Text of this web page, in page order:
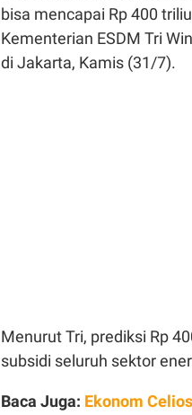
bisa mencapai Rp 400
Kementerian ESDM Tri
di Jakarta, Kamis (31/7).
Menurut Tri, prediksi Rp
subsidi seluruh sektor
Baca Juga: Ekonom